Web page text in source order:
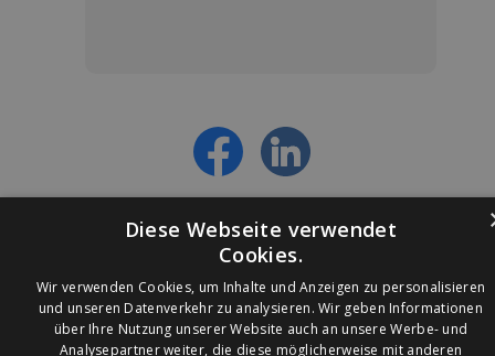
© 2026 Ledleuchtendiscounter.de
Diese Webseite verwendet
Cookies.
Wir verwenden Cookies, um Inhalte und Anzeigen zu personalisieren
und unseren Datenverkehr zu analysieren. Wir geben Informationen
über Ihre Nutzung unserer Website auch an unsere Werbe- und
Analysepartner weiter, die diese möglicherweise mit anderen